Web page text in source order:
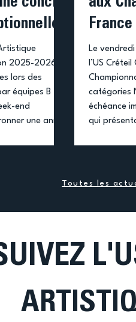
2025-2026
lors des
équipes B
une année
démontrant
Le
l’US
catégories
échéance
qui
technique
Toutes les